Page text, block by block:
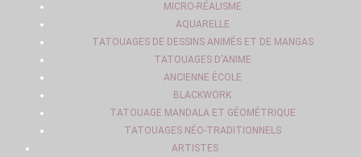
MICRO-RÉALISME
AQUARELLE
TATOUAGES DE DESSINS ANIMÉS ET DE MANGAS
TATOUAGES D'ANIME
ANCIENNE ÉCOLE
BLACKWORK
TATOUAGE MANDALA ET GÉOMÉTRIQUE
TATOUAGES NÉO-TRADITIONNELS
ARTISTES